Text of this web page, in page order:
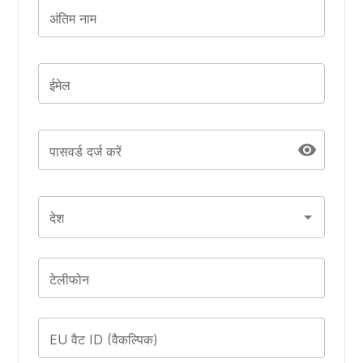
अंतिम नाम
ईमेल
पासवर्ड दर्ज करें visibility
देश
टेलीफोन
EU वैट ID (वैकल्पिक)